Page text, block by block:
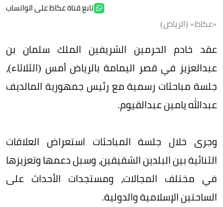
تابع قناة عكاظ على الواتساب
«عكاظ» (الرياض)
عقد خادم الحرمين الشريفين الملك سلمان بن
عبدالعزيز في قصر اليمامة بالرياض أمس (الثلاثاء)،
جلسة مباحثات رسمية مع رئيس جمهورية المالديف
عبدالله يامين عبدالقيوم.
وجرى خلال جلسة المباحثات استعراض العلاقات
الثنائية بين البلدين الشقيقين، وسبل دعمها وتعزيزها
في مختلف المجالات، ومستجدات الأحداث على
الساحتين الإسلامية والدولية.